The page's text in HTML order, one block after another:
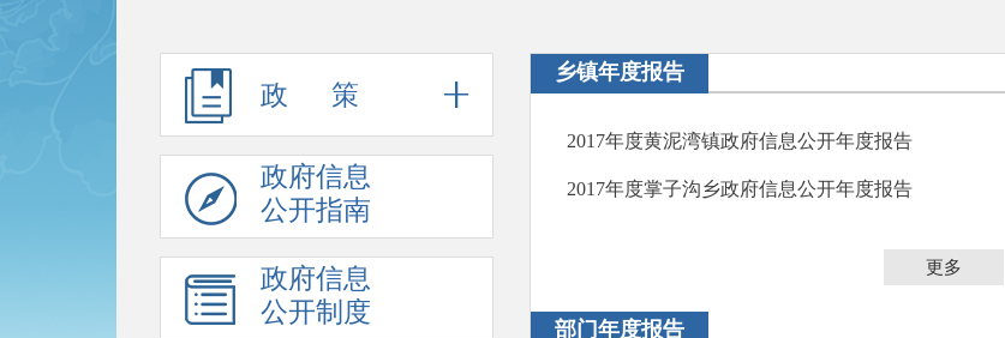
政 策
政府信息
公开指南
政府信息
公开制度
乡镇年度报告
2017年度黄泥湾镇政府信息公开年度报告
2017年度掌子沟乡政府信息公开年度报告
更多
部门年度报告